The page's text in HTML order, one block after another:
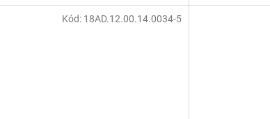
Kód: 18AD.12.00.14.0034-5